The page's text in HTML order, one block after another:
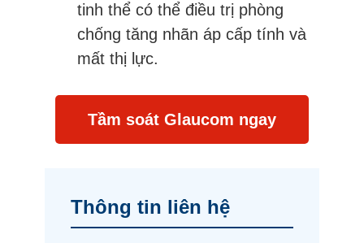
tinh thể có thể điều trị phòng
chống tăng nhãn áp cấp tính và
mất thị lực.
Tầm soát Glaucom ngay
Thông tin liên hệ